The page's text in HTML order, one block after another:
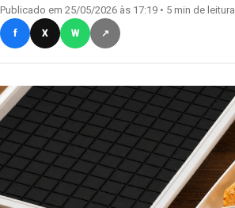
Publicado em 25/05/2026 às 17:19 • 5 min de leitura
f X W ↗